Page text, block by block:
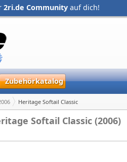
2ri.de Community auf dich!
Zubehörkatalog
Heritage Softail Classic
Softail Classic (2006)